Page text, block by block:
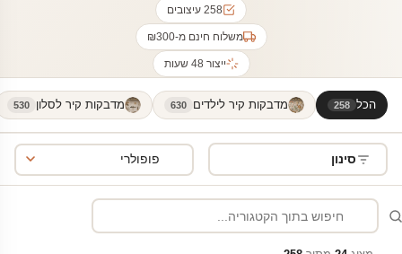
258 עיצובים
משלוח חינם מ-₪300
ייצור 48 שעות
הכל 258 מדבקות קיר לילדים 630 מדבקות קיר לסלון 530
סינון